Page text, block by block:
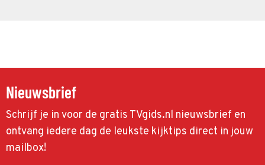
Nieuwsbrief
Schrijf je in voor de gratis TVgids.nl nieuwsbrief en
ontvang iedere dag de leukste kijktips direct in jouw
mailbox!